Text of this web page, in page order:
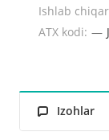
Ishlab
ATX kodi: —
Izohlar